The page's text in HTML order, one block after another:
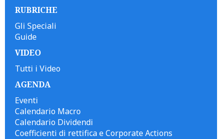
RUBRICHE
Gli Speciali
Guide
VIDEO
Tutti i Video
AGENDA
Eventi
Calendario Macro
Calendario Dividendi
Coefficienti di rettifica e Corporate Actions